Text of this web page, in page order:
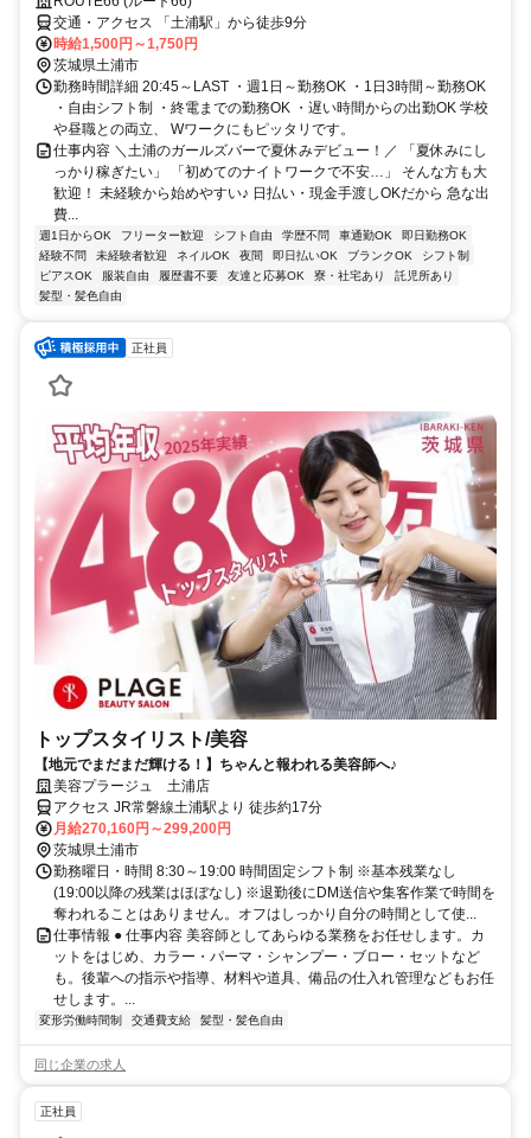
交通・アクセス 「土浦駅」から徒歩9分
時給1,500円～1,750円
茨城県土浦市
勤務時間詳細 20:45～LAST ・週1日～勤務OK ・1日3時間～勤務OK
・自由シフト制 ・終電までの勤務OK ・遅い時間からの出勤OK 学校
や昼職との両立、 Wワークにもピッタリです。
仕事内容 ＼土浦のガールズバーで夏休みデビュー！／ 「夏休みにし
っかり稼ぎたい」 「初めてのナイトワークで不安…」 そんな方も大
歓迎！ 未経験から始めやすい♪ 日払い・現金手渡しOKだから 急な出
費...
週1日からOK フリーター歓迎 シフト自由 学歴不問 車通勤OK
即日勤務OK
経験不問
未経験者歓迎 ネイルOK 夜間 即日払いOK ブランクOK
シフト制
ピアスOK
服装自由 履歴書不要 友達と応募OK 寮・社宅あり
託児所あり
髪型・髪色自由
正社員
トップスタイリスト/美容
【地元でまだまだ輝ける！】ちゃんと報われる美容師へ♪
美容プラージュ 土浦店
アクセス JR常磐線土浦駅より 徒歩約17分
月給270,160円～299,200円
茨城県土浦市
勤務曜日・時間 8:30～19:00 時間固定シフト制 ※基本残業なし
(19:00以降の残業はほぼなし) ※退勤後にDM送信や集客作業で時間を
奪われることはありません。オフはしっかり自分の時間として使...
仕事情報 ● 仕事内容 美容師としてあらゆる業務をお任せします。カ
ットをはじめ、カラー・パーマ・シャンプー・ブロー・セットなど
も。後輩への指示や指導、材料や道具、備品の仕入れ管理などもお任
せします。...
変形労働時間制 交通費支給 髪型・髪色自由
同じ企業の求人
正社員